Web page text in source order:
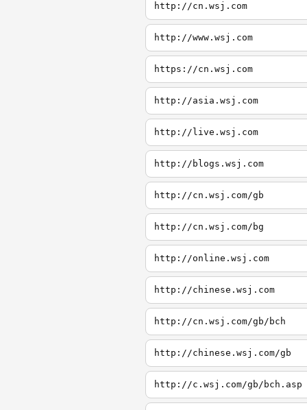
http://cn.wsj.com
http://www.wsj.com
https://cn.wsj.com
http://asia.wsj.com
http://live.wsj.com
http://blogs.wsj.com
http://cn.wsj.com/gb
http://cn.wsj.com/bg
http://online.wsj.com
http://chinese.wsj.com
http://cn.wsj.com/gb/bch
http://chinese.wsj.com/gb
http://c.wsj.com/gb/bch.asp